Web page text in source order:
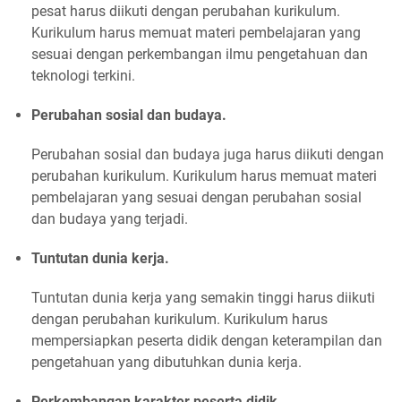
pesat harus diikuti dengan perubahan kurikulum.
Kurikulum harus memuat materi pembelajaran yang
sesuai dengan perkembangan ilmu pengetahuan dan
teknologi terkini.
Perubahan sosial dan budaya.
Perubahan sosial dan budaya juga harus diikuti dengan
perubahan kurikulum. Kurikulum harus memuat materi
pembelajaran yang sesuai dengan perubahan sosial
dan budaya yang terjadi.
Tuntutan dunia kerja.
Tuntutan dunia kerja yang semakin tinggi harus diikuti
dengan perubahan kurikulum. Kurikulum harus
mempersiapkan peserta didik dengan keterampilan dan
pengetahuan yang dibutuhkan dunia kerja.